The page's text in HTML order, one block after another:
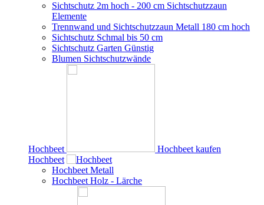
Sichtschutz 2m hoch - 200 cm Sichtschutzzaun
Elemente
Trennwand und Sichtschutzzaun Metall 180 cm hoch
Sichtschutz Schmal bis 50 cm
Sichtschutz Garten Günstig
Blumen Sichtschutzwände
Hochbeet
Hochbeet kaufen
Hochbeet
Hochbeet Metall
Hochbeet Holz - Lärche